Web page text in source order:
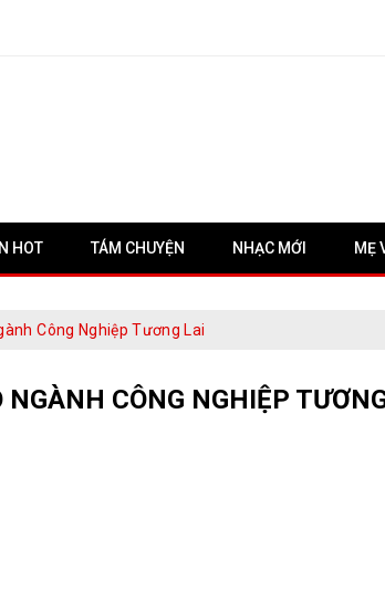
HOT TÁM CHUYỆN NHẠC MỚI MẸ
Công Nghiệp Tương Lai
CÔNG NGHIỆP